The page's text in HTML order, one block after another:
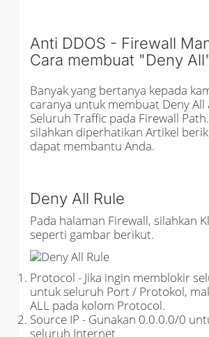
Anti DDOS - Firewall
Cara membuat "Deny
Banyak yang bertanya kepada
caranya untuk membuat Deny All
Seluruh Traffic pada Firewall
silahkan diperhatikan Artikel
dapat membantu Anda.
Deny All Rule
Pada halaman Firewall, silahkan
seperti gambar berikut.
Protocol - Jika ingin memblokir
untuk seluruh Port / Protokol,
ALL pada kolom Protocol.
Source IP - Gunakan 0.0.0.0/0
seluruh Internet